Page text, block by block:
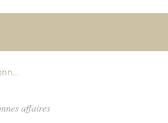
vous
affaires